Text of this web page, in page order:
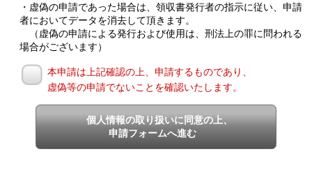
・虚偽の申請であった場合は、領収書発行者の指示に従い、申請
者においてデータを消去して頂きます。
（虚偽の申請による発行および使用は、刑法上の罪に問われる
場合がございます）
本申請は上記確認の上、申請するものであり、
虚偽等の申請でないことを確認いたします。
個人情報の取り扱いに同意の上、
申請フォームへ進む